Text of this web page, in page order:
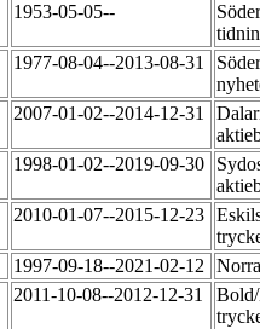
1953-05-05--
1977-08-04--2013-08-31
2007-01-02--2014-12-31
1998-01-02--2019-09-30
2010-01-07--2015-12-23
1997-09-18--2021-02-12
2011-10-08--2012-12-31